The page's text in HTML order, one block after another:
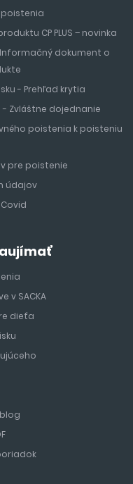
CP PLUS – novinka
dokument o
- Prehľad krytia
- Zvláštne dojednanie
poistenia k poisteniu
pre poistenie
údajov
v SACKA
dieťa